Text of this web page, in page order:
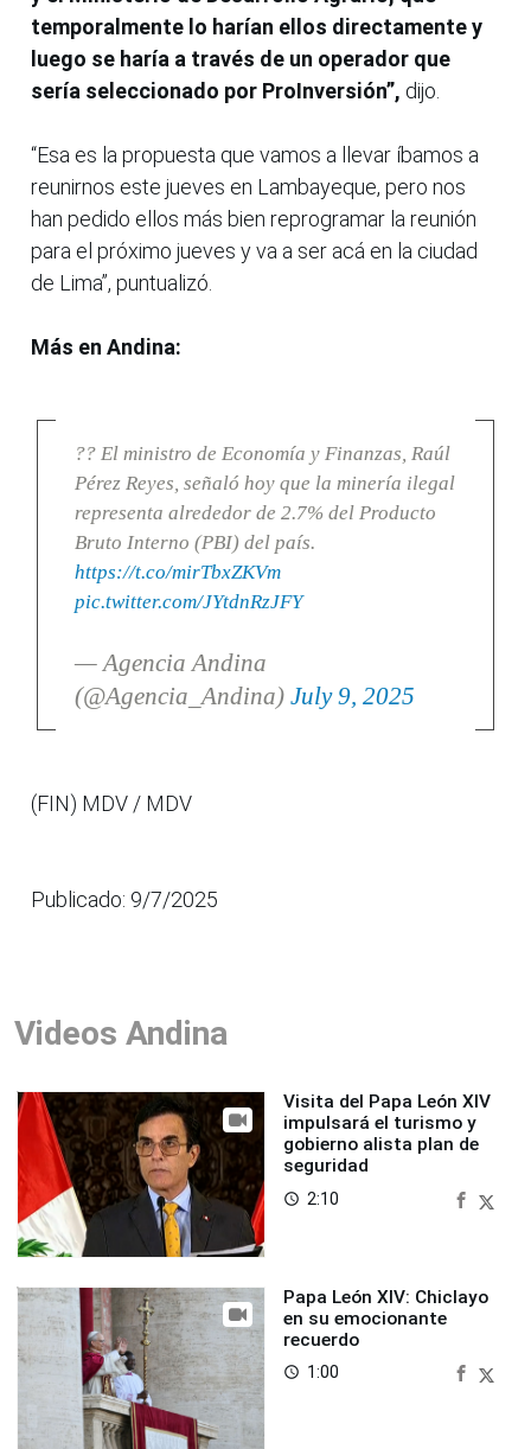
temporalmente lo harían ellos directamente y
luego se haría a través de un operador que
sería seleccionado por ProInversión”, dijo.
“Esa es la propuesta que vamos a llevar íbamos a
reunirnos este jueves en Lambayeque, pero nos
han pedido ellos más bien reprogramar la reunión
para el próximo jueves y va a ser acá en la ciudad
de Lima”, puntualizó.
Más en Andina:
?? El ministro de Economía y Finanzas, Raúl
Pérez Reyes, señaló hoy que la minería ilegal
representa alrededor de 2.7% del Producto
Bruto Interno (PBI) del país.
https://t.co/mirTbxZKVm
pic.twitter.com/JYtdnRzJFY
— Agencia Andina
(@Agencia_Andina) July 9, 2025
(FIN) MDV / MDV
Publicado: 9/7/2025
Videos Andina
Visita del Papa León XIV
impulsará el turismo y
gobierno alista plan de
seguridad
access_time 2:10
Papa León XIV: Chiclayo
en su emocionante
recuerdo
access_time 1:00